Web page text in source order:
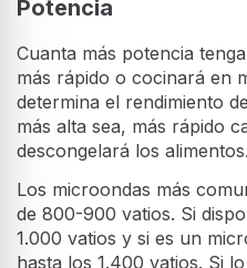
Potencia
Cuanta más potencia
más rápido o cocinará en
determina el rendimiento
más alta sea, más rápido
descongelará los alimentos.
Los microondas más
de 800-900 vatios. Si
1.000 vatios y si es un
hasta los 1.400 vatios. Si